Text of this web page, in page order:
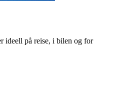
ideell på reise, i bilen og for